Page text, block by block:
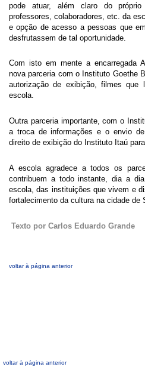
pode atuar, além claro do próprio
professores, colaboradores, etc. da
e opção de acesso a pessoas que
desfrutassem de tal oportunidade.
Com isto em mente a encarregada
nova parceria com o Instituto Goethe
autorização de exibição, filmes que
escola.
Outra parceria importante, com o
a troca de informações e o envio
direito de exibição do Instituto Itaú
A escola agradece a todos os
contribuem a todo instante, dia a
escola, das instituições que vivem e
fortalecimento da cultura na cidade de
Texto por Carlos Eduardo Grande
voltar à página anterior
voltar à página anterior